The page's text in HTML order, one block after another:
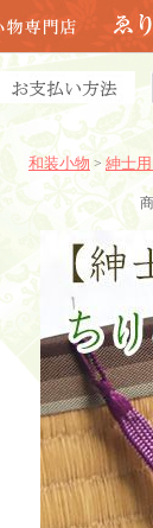
和装小物 > 紳士用